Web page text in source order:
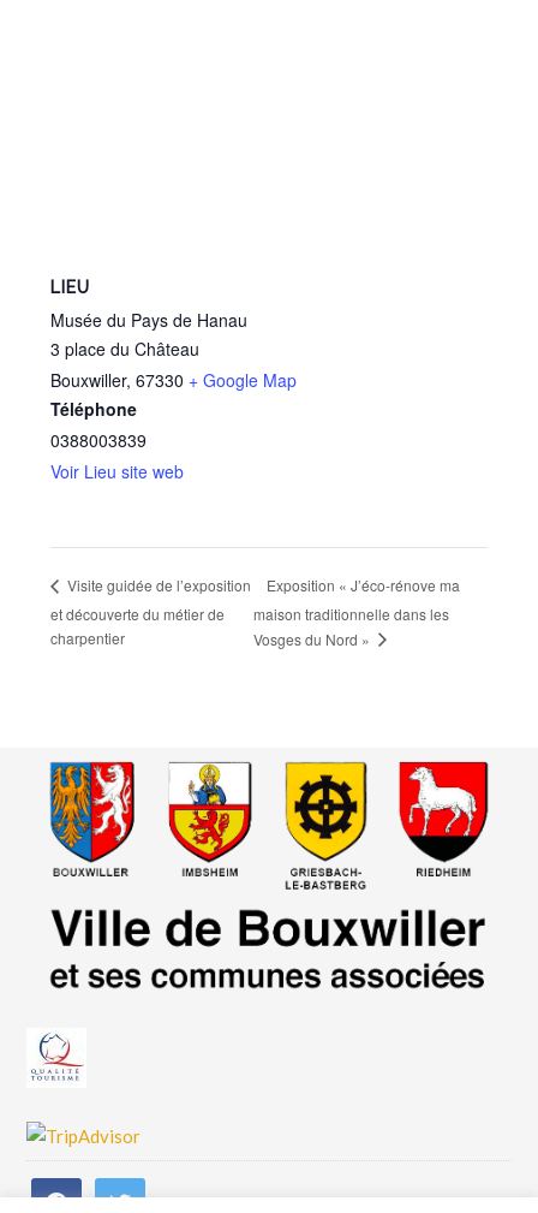
LIEU
Musée du Pays de Hanau
3 place du Château
Bouxwiller, 67330 + Google Map
Téléphone
0388003839
Voir Lieu site web
Visite guidée de l’exposition
et découverte du métier de
charpentier
Exposition « J’éco-rénove ma
maison traditionnelle dans les
Vosges du Nord »